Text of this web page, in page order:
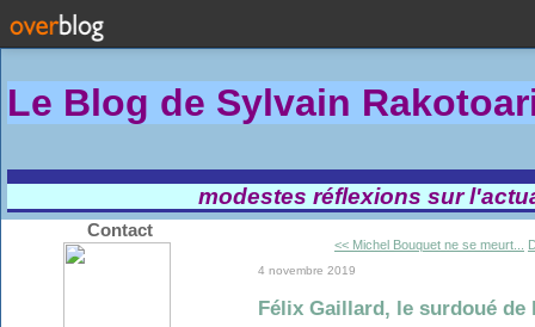
Le Blog de Sylvain Rakotoa
modestes réflexions sur
Contact
<< Michel Bouquet ne se meurt...
4 novembre 2019
Félix Gaillard, le surdoué